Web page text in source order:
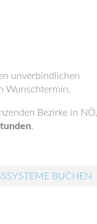
unverbindlichen
Wunschtermin.
Bezirke in NÖ,
.
BUCHEN